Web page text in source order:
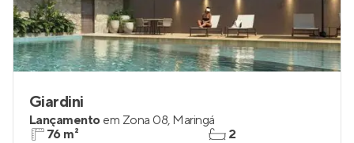
Giardini
Lançamento em Zona 08, Maringá
76 m²
2